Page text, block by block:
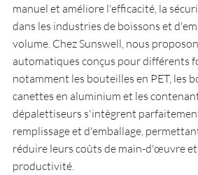
manuel et améliore l'efficacité, la
dans les industries de boissons et
volume. Chez Sunswell, nous
automatiques conçus pour différents
notamment les bouteilles en PET, les
canettes en aluminium et les
dépalettiseurs s'intègrent
remplissage et d'emballage,
réduire leurs coûts de main-d'œuvre
productivité.